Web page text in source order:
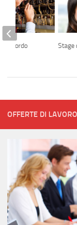
Stage
di bordo
OFFERTE DI LAVORO